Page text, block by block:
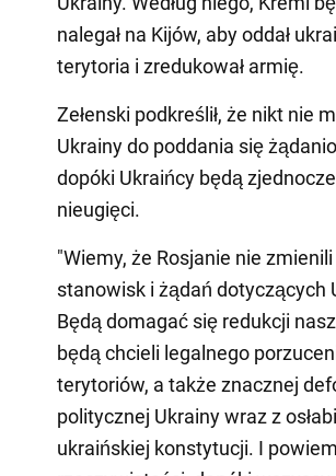
nalegał na Kijów, aby oddał
terytoria i zredukował armię.
Zełenski podkreślił, że nikt nie
Ukrainy do poddania się
dopóki Ukraińcy będą
nieugięci.
"Wiemy, że Rosjanie nie
stanowisk i żądań dotyczących
Będą domagać się redukcji
będą chcieli legalnego
terytoriów, a także znacznej
politycznej Ukrainy wraz z
ukraińskiej konstytucji. I